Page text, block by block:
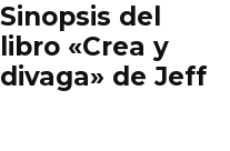
Sinopsis del
libro «Crea y
divaga» de Jeff